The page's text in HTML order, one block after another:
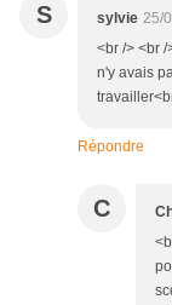
S sylvie 25/
<br /> <br
n'y avais
Répondre
C